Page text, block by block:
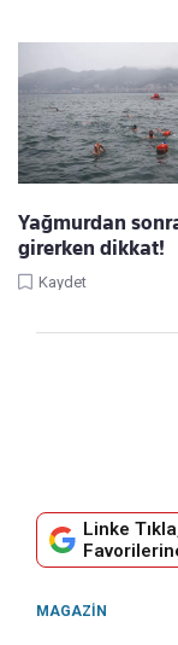
Yağmurdan
girerken dikkat!
Kaydet
Linke
MAGAZIN